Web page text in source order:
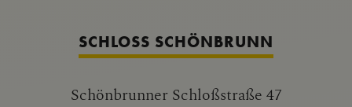
SCHLOSS SCHÖNBRUNN
Schönbrunner Schloßstraße 47